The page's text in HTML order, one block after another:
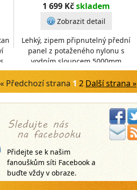
1 699 Kč skladem
Zobrazit detail
Lehký, zipem připnutelný přední
panel z potaženého nylonu s
vodním sloupcem 5000mm
poskytne ve vteřině dokonalou
ochranu. Dvouzipé dvěře se
« Předchozí strana 1 2 Další strana »
Přidejte se k našim
fanouškům síti Facebook a
buďte vždy v obraze.